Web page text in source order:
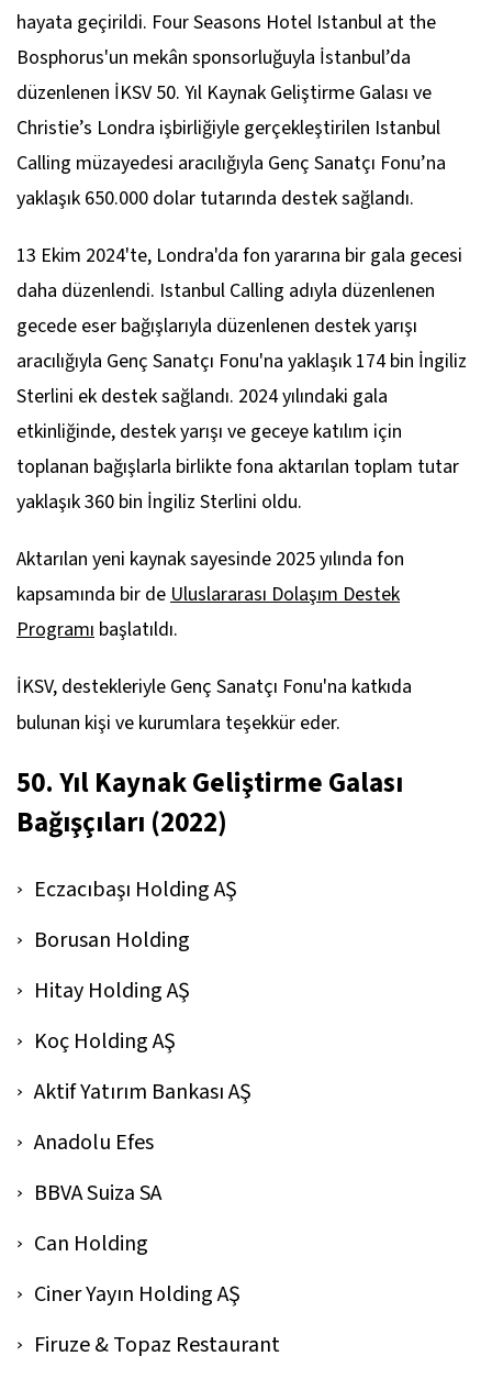
hayata geçirildi. Four Seasons Hotel Istanbul at the
Bosphorus'un mekân sponsorluğuyla İstanbul’da
düzenlenen İKSV 50. Yıl Kaynak Geliştirme Galası ve
Christie’s Londra işbirliğiyle gerçekleştirilen Istanbul
Calling müzayedesi aracılığıyla Genç Sanatçı Fonu’na
yaklaşık 650.000 dolar tutarında destek sağlandı.
13 Ekim 2024'te, Londra'da fon yararına bir gala gecesi
daha düzenlendi. Istanbul Calling adıyla düzenlenen
gecede eser bağışlarıyla düzenlenen destek yarışı
aracılığıyla Genç Sanatçı Fonu'na yaklaşık 174 bin İngiliz
Sterlini ek destek sağlandı. 2024 yılındaki gala
etkinliğinde, destek yarışı ve geceye katılım için
toplanan bağışlarla birlikte fona aktarılan toplam tutar
yaklaşık 360 bin İngiliz Sterlini oldu.
Aktarılan yeni kaynak sayesinde 2025 yılında fon
kapsamında bir deUluslararası Dolaşım Destek
Programı başlatıldı.
İKSV, destekleriyle Genç Sanatçı Fonu'na katkıda
bulunan kişi ve kurumlara teşekkür eder.
50. Yıl Kaynak Geliştirme Galası
Bağışçıları (2022)
Eczacıbaşı Holding AŞ
Borusan Holding
Hitay Holding AŞ
Koç Holding AŞ
Aktif Yatırım Bankası AŞ
Anadolu Efes
BBVA Suiza SA
Can Holding
Ciner Yayın Holding AŞ
Firuze & Topaz Restaurant